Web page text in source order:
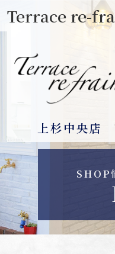
Terrace re-
上杉中央店
SHOP